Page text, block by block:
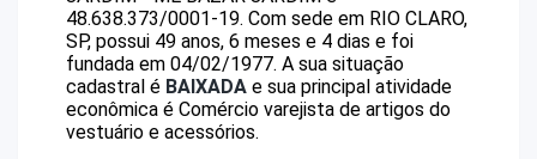
48.638.373/0001-19. Com sede em RIO CLARO,
SP, possui 49 anos, 6 meses e 4 dias e foi
fundada em 04/02/1977. A sua situação
cadastral é BAIXADA e sua principal atividade
econômica é Comércio varejista de artigos do
vestuário e acessórios.